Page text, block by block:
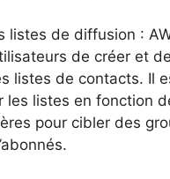
listes de diffusion :
de créer et
listes de contacts. Il
les listes en fonction
pour cibler des